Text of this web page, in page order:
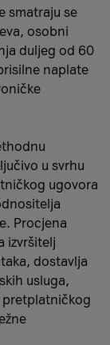
smatraju se
osobni
duljeg od 60
naplate
u svrhu
ugovora
Procjena
izvršitelj
dostavlja
usluga,
pretplatničkog